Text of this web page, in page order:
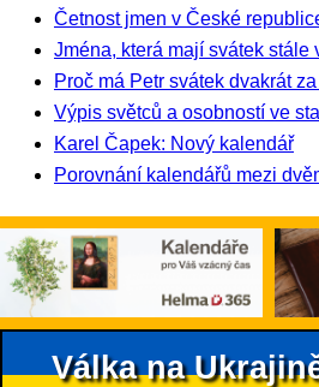
Četnost jmen v České
Jména, která mají svátek stále
Proč má Petr svátek dvakrát
Výpis světců a osobností ve
Karel Čapek: Nový kalendář
Porovnání kalendářů mezi
Válka na